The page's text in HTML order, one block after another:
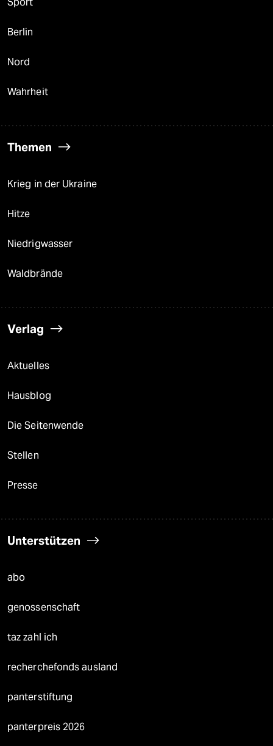
Berlin
Nord
Wahrheit
Themen
Krieg in der Ukraine
Hitze
Niedrigwasser
Waldbrände
Verlag
Aktuelles
Hausblog
Die Seitenwende
Stellen
Presse
Unterstützen
abo
genossenschaft
taz zahl ich
recherchefonds ausland
panterstiftung
panterpreis 2026